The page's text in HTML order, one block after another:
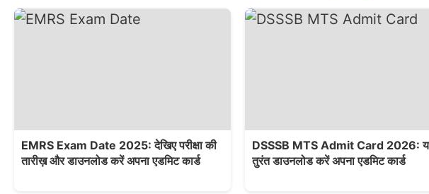
EMRS Exam Date 2025: देखिए परीक्षा की
तारीख़ और डाउनलोड करें अपना एडमिट कार्ड
DSSSB MTS Admit Card 2026:
तुरंत डाउनलोड करें अपना एडमिट कार्ड